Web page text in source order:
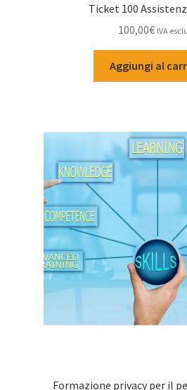
Ticket 100
100,00€ IVA
Aggiungi al
Formazione privacy per il